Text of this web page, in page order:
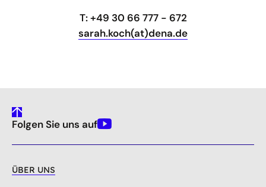
T: +49 30 66 777 - 672
sarah.koch(at)dena.de
gehe
nach
Folgen Sie uns aufYoutube
ÜBER UNS